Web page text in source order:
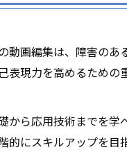
動画編集は、障害のあ
表現力を高めるための
から応用技術までを学
的にスキルアップを目